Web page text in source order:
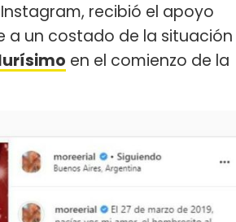
recibió el apoyo
a un costado de la situación
en el comienzo de la